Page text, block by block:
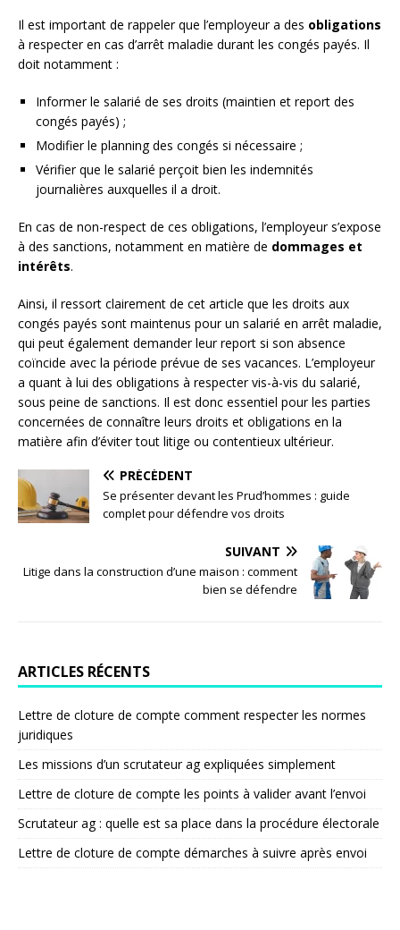
Il est important de rappeler que l’employeur a des obligations
à respecter en cas d’arrêt maladie durant les congés payés. Il
doit notamment :
Informer le salarié de ses droits (maintien et report des
congés payés) ;
Modifier le planning des congés si nécessaire ;
Vérifier que le salarié perçoit bien les indemnités
journalières auxquelles il a droit.
En cas de non-respect de ces obligations, l’employeur s’expose
à des sanctions, notamment en matière de dommages et
intérêts.
Ainsi, il ressort clairement de cet article que les droits aux
congés payés sont maintenus pour un salarié en arrêt maladie,
qui peut également demander leur report si son absence
coïncide avec la période prévue de ses vacances. L’employeur
a quant à lui des obligations à respecter vis-à-vis du salarié,
sous peine de sanctions. Il est donc essentiel pour les parties
concernées de connaître leurs droits et obligations en la
matière afin d’éviter tout litige ou contentieux ultérieur.
PRÉCÉDENT
Se présenter devant les Prud’hommes : guide
complet pour défendre vos droits
SUIVANT
Litige dans la construction d’une maison : comment
bien se défendre
ARTICLES RÉCENTS
Lettre de cloture de compte comment respecter les normes
juridiques
Les missions d’un scrutateur ag expliquées simplement
Lettre de cloture de compte les points à valider avant l’envoi
Scrutateur ag : quelle est sa place dans la procédure électorale
Lettre de cloture de compte démarches à suivre après envoi